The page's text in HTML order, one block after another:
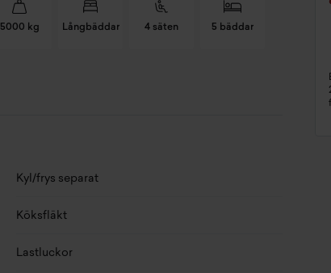
5000 kg Långbäddar 4 säten 5 bäddar
Kyl/frys separat
Köksfläkt
Lastluckor